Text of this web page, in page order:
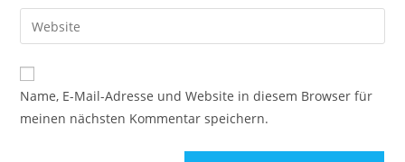
zum
Kommentieren
ein
E-
Mail-
zum
Kommentieren
ein
Gib
deine
Website-
URL
Name, E-Mail-Adresse und Website in diesem Browser für
meinen nächsten Kommentar speichern.